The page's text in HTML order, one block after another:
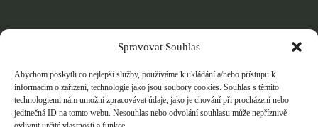
Spravovat Souhlas
Abychom poskytli co nejlepší služby, používáme k ukládání a/nebo přístupu k
informacím o zařízení, technologie jako jsou soubory cookies. Souhlas s těmito
technologiemi nám umožní zpracovávat údaje, jako je chování při procházení nebo
jedinečná ID na tomto webu. Nesouhlas nebo odvolání souhlasu může nepříznivě
Zásady ochrany osobních údajů
Cookie Policy